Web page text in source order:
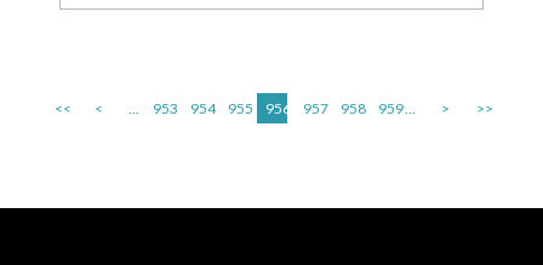
<< < ... 953 954 955 956 957 958 959... > >>